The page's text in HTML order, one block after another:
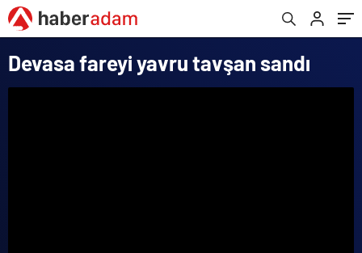
Devasa fareyi yavru tavşan sandı